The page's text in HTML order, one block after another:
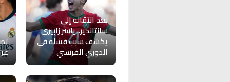
بعد انتقاله إلى
سانتاندير.. ياسر زابيري
يكشف سبب فشله في
الدوري الفرنسي